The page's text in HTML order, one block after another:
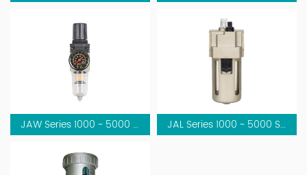
JAW Series 1000 ~ 5000 Filter & Regler JAL Series 1000 ~ 5000 Schmiermittel